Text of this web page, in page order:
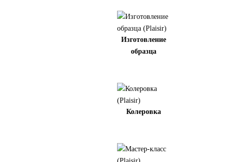
Изготовление
образца
Колеровка